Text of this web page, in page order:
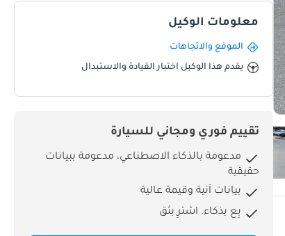
معلومات الوكيل
الموقع والاتجاهات
يقدم هذا الوكيل اختبار القيادة والاستبدال
تقييم فوري ومجاني للسيارة
مدعومة بالذكاء الاصطناعي، مدعومة ببيانات
حقيقية
بيانات آنية وقيمة عالية
بِع بذكاء. اشترِ بثق